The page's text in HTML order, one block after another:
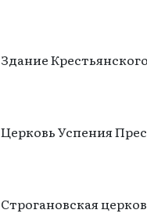
Здание
Церковь Успения
Строгановская